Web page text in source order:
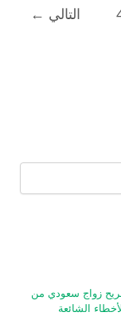
التالي ←
تصريح زواج سعودي من
الشائعة